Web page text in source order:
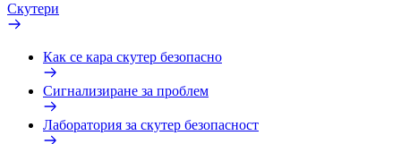
Скутери
Как се кара скутер безопасно
Сигнализиране за проблем
Лаборатория за скутер безопасност